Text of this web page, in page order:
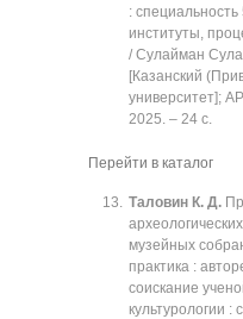
:
институты,
/ Сулайман
[Казанский
университет];
2025. ‒ 24 с.
Перейти в каталог
Таловин К. Д.
музейных
практика :
соискание
культурологии :